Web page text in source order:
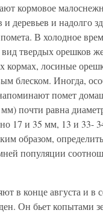
кормовое
деревьев и надолго
В холодное
твердых орешков
кормах, лосиные
блеском. Иногда,
помет
почти равна
17 и 35 мм, 13 и 33-
образом,
популяции
в конце августа и в
Он бьет копытами